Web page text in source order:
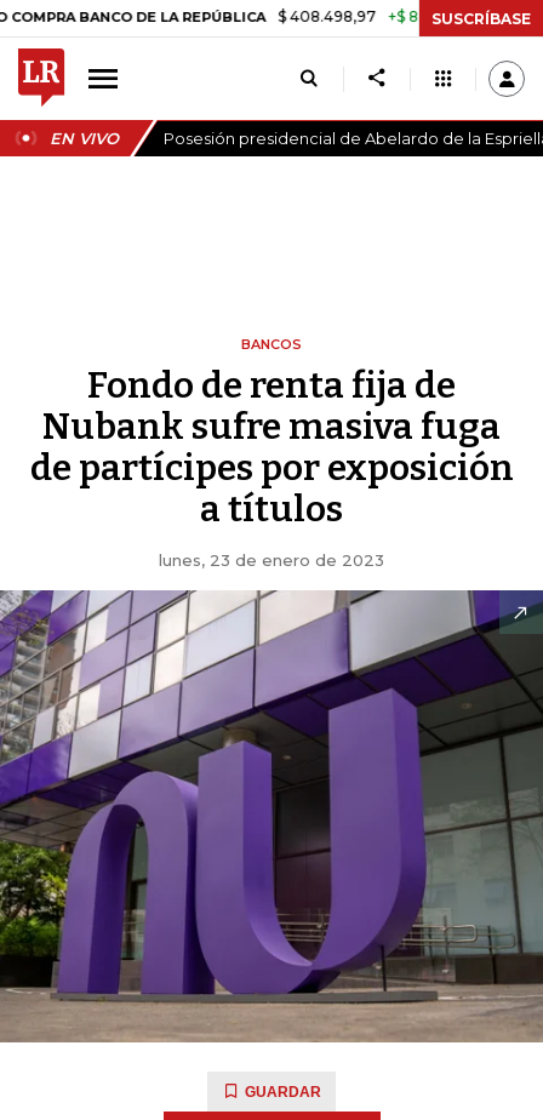
BANCO DE LA REPÚBLICA $ 408.498,97 +$ 8.753,81 +2,19% TASA
SUSCRÍBASE
EN VIVO Posesión presidencial de Abelardo de la
BANCOS
Fondo de renta fija de
Nubank sufre masiva fuga
de partícipes por exposición
a títulos
lunes, 23 de enero de 2023
GUARDAR